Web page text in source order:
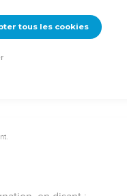
by permission. All rights
tous les cookies